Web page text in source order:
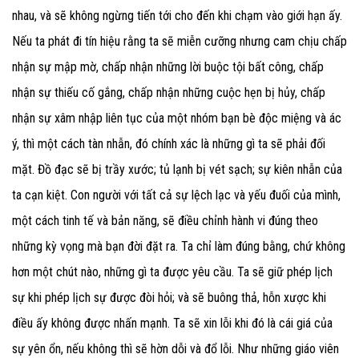
nhau, và sẽ không ngừng tiến tới cho đến khi chạm vào giới hạn ấy.
Nếu ta phát đi tín hiệu rằng ta sẽ miễn cưỡng nhưng cam chịu chấp
nhận sự mập mờ, chấp nhận những lời buộc tội bất công, chấp
nhận sự thiếu cố gắng, chấp nhận những cuộc hẹn bị hủy, chấp
nhận sự xâm nhập liên tục của một nhóm bạn bè độc miệng và ác
ý, thì một cách tàn nhẫn, đó chính xác là những gì ta sẽ phải đối
mặt. Đồ đạc sẽ bị trầy xước; tủ lạnh bị vét sạch; sự kiên nhẫn của
ta cạn kiệt. Con người với tất cả sự lệch lạc và yếu đuối của mình,
một cách tinh tế và bản năng, sẽ điều chỉnh hành vi đúng theo
những kỳ vọng mà bạn đời đặt ra. Ta chỉ làm đúng bằng, chứ không
hơn một chút nào, những gì ta được yêu cầu. Ta sẽ giữ phép lịch
sự khi phép lịch sự được đòi hỏi; và sẽ buông thả, hỗn xược khi
điều ấy không được nhấn mạnh. Ta sẽ xin lỗi khi đó là cái giá của
sự yên ổn, nếu không thì sẽ hờn dỗi và đổ lỗi. Như những giáo viên